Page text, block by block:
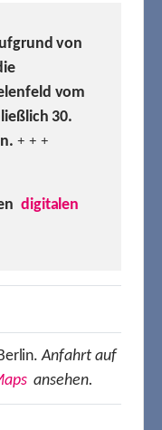
von
vom
30.
+ + +
digitalen
Anfahrt auf
ansehen.